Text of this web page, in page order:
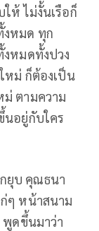
ห้ ไม่งั้นเรือก็
งหมด ทุก
หมดทั้งปวง
หม่ ก็ต้องเป็น
ตามความ
นอยู่กับใคร
ยุบ คุณธนา
ๆ หน้าสนาม
พูดขึ้นมาว่า